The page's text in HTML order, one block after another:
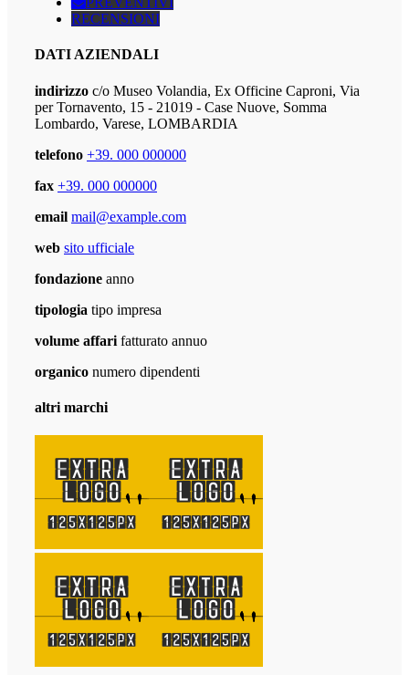
RECENSIONI
DATI AZIENDALI
indirizzo c/o Museo Volandia, Ex Officine Caproni, Via
per Tornavento, 15 - 21019 - Case Nuove, Somma
Lombardo, Varese, LOMBARDIA
telefono +39. 000 000000
fax +39. 000 000000
email mail@example.com
web sito ufficiale
fondazione anno
tipologia tipo impresa
volume affari fatturato annuo
organico numero dipendenti
altri marchi